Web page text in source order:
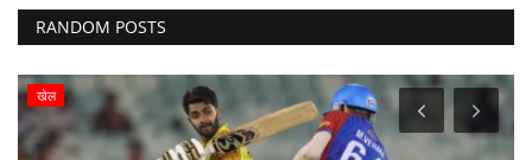
RANDOM POSTS
Raipur